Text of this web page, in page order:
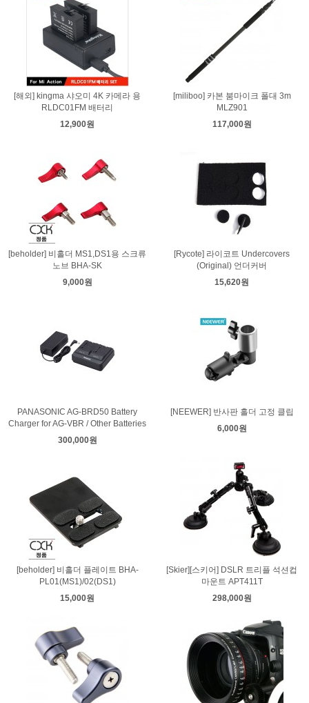
[해외] kingma 샤오미 4K 카메라 용
RLDC01FM 배터리
12,900원
[miliboo] 카본 붐마이크 폴대 3m
MLZ901
117,000원
[beholder] 비홀더 MS1,DS1용 스크류
노브 BHA-SK
9,000원
[Rycote] 라이코트 Undercovers
(Original) 언더커버
15,620원
PANASONIC AG-BRD50 Battery
Charger for AG-VBR / Other Batteries
300,000원
[NEEWER] 반사판 홀더 고정 클립
6,000원
[beholder] 비홀더 플레이트 BHA-
PL01(MS1)/02(DS1)
15,000원
[Skier][스키어] DSLR 트리플 석션컵
마운트 APT411T
298,000원